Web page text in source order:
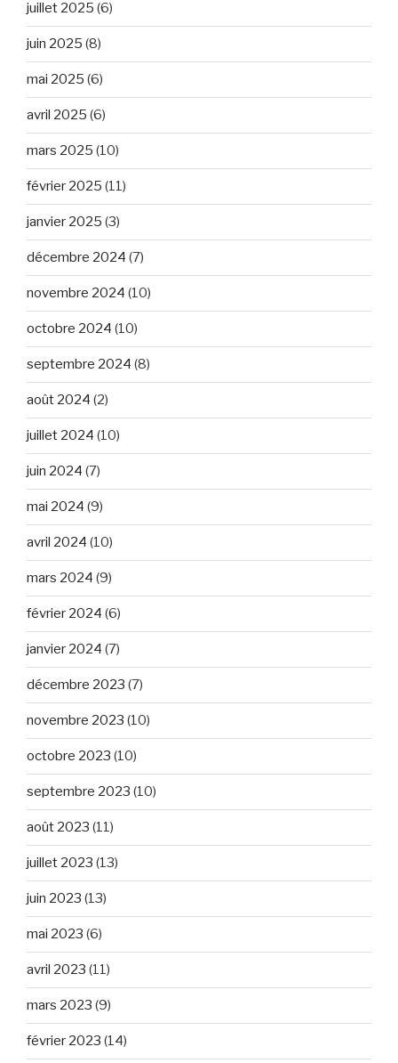
juillet 2025 (6)
juin 2025 (8)
mai 2025 (6)
avril 2025 (6)
mars 2025 (10)
février 2025 (11)
janvier 2025 (3)
décembre 2024 (7)
novembre 2024 (10)
octobre 2024 (10)
septembre 2024 (8)
août 2024 (2)
juillet 2024 (10)
juin 2024 (7)
mai 2024 (9)
avril 2024 (10)
mars 2024 (9)
février 2024 (6)
janvier 2024 (7)
décembre 2023 (7)
novembre 2023 (10)
octobre 2023 (10)
septembre 2023 (10)
août 2023 (11)
juillet 2023 (13)
juin 2023 (13)
mai 2023 (6)
avril 2023 (11)
mars 2023 (9)
février 2023 (14)